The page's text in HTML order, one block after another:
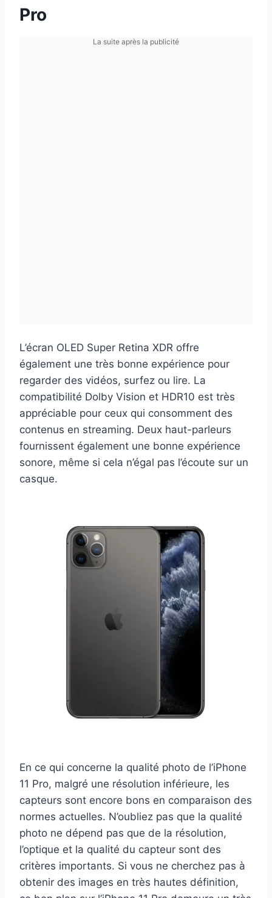
Pro
La suite après la publicité
L’écran OLED Super Retina XDR offre
également une très bonne expérience pour
regarder des vidéos, surfez ou lire. La
compatibilité Dolby Vision et HDR10 est très
appréciable pour ceux qui consomment des
contenus en streaming. Deux haut-parleurs
fournissent également une bonne expérience
sonore, même si cela n’égal pas l’écoute sur un
casque.
En ce qui concerne la qualité photo de l’iPhone
11 Pro, malgré une résolution inférieure, les
capteurs sont encore bons en comparaison des
normes actuelles. N’oubliez pas que la qualité
photo ne dépend pas que de la résolution,
l’optique et la qualité du capteur sont des
critères importants. Si vous ne cherchez pas à
obtenir des images en très hautes définition,